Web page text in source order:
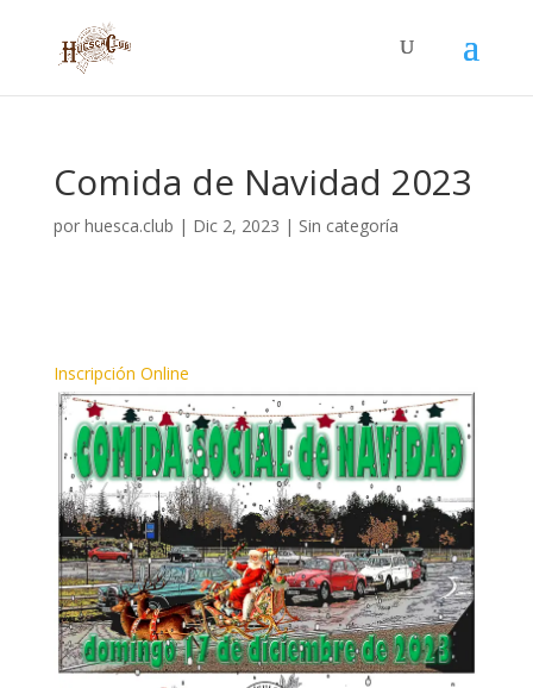
Comida de Navidad 2023
por huesca.club | Dic 2, 2023 | Sin categoría
Inscripción Online